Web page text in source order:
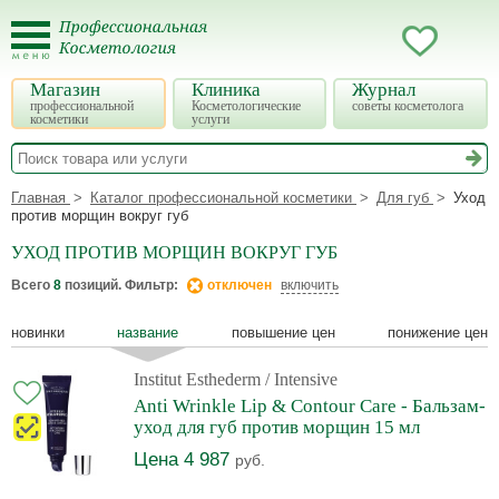
Магазин
профессиональной
косметики
Клиника
Косметологические
услуги
Журнал
советы косметолога
Главная Каталог профессиональной косметики Для губ
Уход
против морщин вокруг губ
УХОД ПРОТИВ МОРЩИН ВОКРУГ ГУБ
Всего 8 позиций. Фильтр: отключен включить
новинки название повышение цен понижение цен
Institut Esthederm / Intensive
Anti Wrinkle Lip & Contour Care - Бальзам-
уход для губ против морщин 15 мл
Цена 4 987 руб.